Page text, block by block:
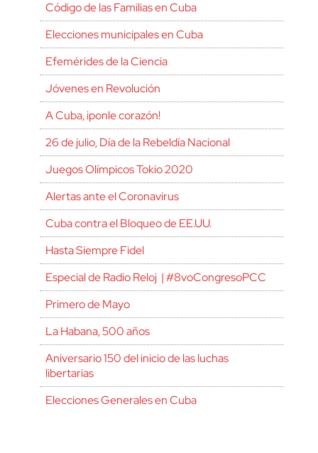
Código de las Familias en Cuba
Elecciones municipales en Cuba
Efemérides de la Ciencia
Jóvenes en Revolución
A Cuba, ¡ponle corazón!
26 de julio, Día de la Rebeldía Nacional
Juegos Olímpicos Tokio 2020
Alertas ante el Coronavirus
Cuba contra el Bloqueo de EE.UU.
Hasta Siempre Fidel
Especial de Radio Reloj | #8voCongresoPCC
Primero de Mayo
La Habana, 500 años
Aniversario 150 del inicio de las luchas
libertarias
Elecciones Generales en Cuba